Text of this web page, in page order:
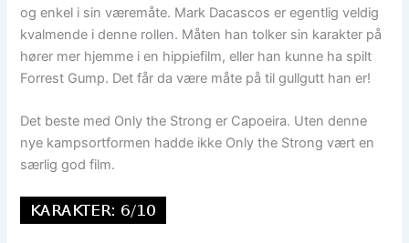
og enkel i sin væremåte. Mark Dacascos er egentlig veldig
kvalmende i denne rollen. Måten han tolker sin karakter på
hører mer hjemme i en hippiefilm, eller han kunne ha spilt
Forrest Gump. Det får da være måte på til gullgutt han er!
Det beste med Only the Strong er Capoeira. Uten denne
nye kampsortformen hadde ikke Only the Strong vært en
særlig god film.